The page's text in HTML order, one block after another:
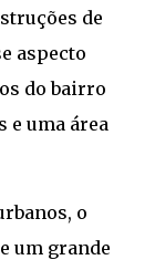
de
aspecto
do bairro
e uma área
o
um grande